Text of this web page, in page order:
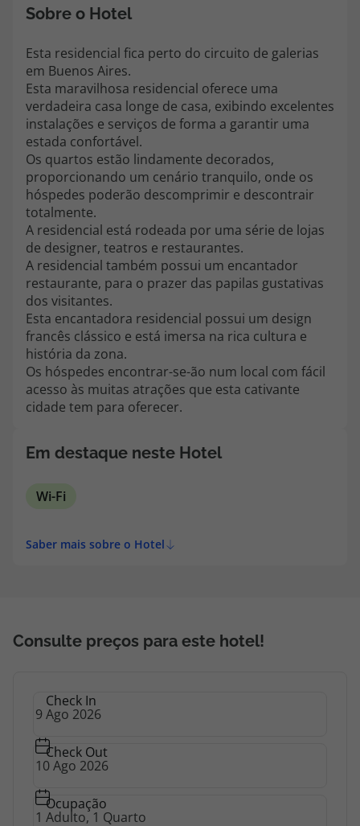
218 925 471
Custo de uma chamada para a rede fixa nacional.
A sua agência de viagens Top Atlântico tem a preocupação de estar
sempre mais perto de si, para maior comodidade e total facilidade
na marcação das suas viagens, tem ainda ao seu dispor o nosso call
center a funcionar todos os dias úteis das 10:00 às 20:00 e Sábado
das 10:00 às 14:00.
topatlantico@topatlantico.com
Sobre o Hotel
Esta residencial fica perto do circuito de galerias
em Buenos Aires.
Esta maravilhosa residencial oferece uma
verdadeira casa longe de casa, exibindo excelentes
instalações e serviços de forma a garantir uma
estada confortável.
Os quartos estão lindamente decorados,
proporcionando um cenário tranquilo, onde os
hóspedes poderão descomprimir e descontrair
totalmente.
A residencial está rodeada por uma série de lojas
de designer, teatros e restaurantes.
A residencial também possui um encantador
restaurante, para o prazer das papilas gustativas
dos visitantes.
Esta encantadora residencial possui um design
francês clássico e está imersa na rica cultura e
história da zona.
Os hóspedes encontrar-se-ão num local com fácil
acesso às muitas atrações que esta cativante
cidade tem para oferecer.
Em destaque neste Hotel
Wi-Fi
Saber mais sobre o Hotel
Consulte preços para este hotel!
Check In
Check Out
Ocupação